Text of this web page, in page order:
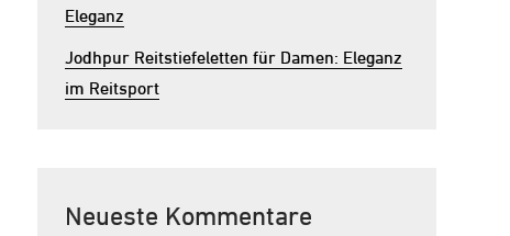
Eleganz
Jodhpur Reitstiefeletten für Damen: Eleganz
im Reitsport
Neueste Kommentare